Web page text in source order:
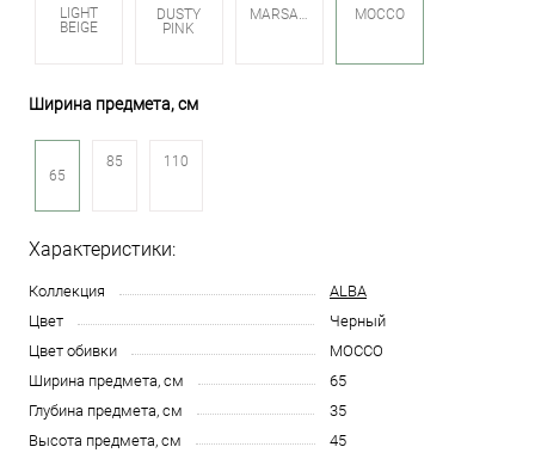
LIGHT
BEIGE
DUSTY
PINK
MOCCO
Ширина предмета, см
65
85 110
Характеристики:
Коллекция
ALBA
Цвет
Черный
Цвет обивки
MOCCO
Ширина предмета, см
65
Глубина предмета, см
35
Высота предмета, см
45